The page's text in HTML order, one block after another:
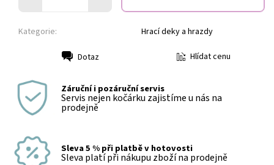
Kategorie: Hrací deky a hrazdy
Dotaz Hlídat cenu
Záruční i pozáruční servis
Servis nejen kočárku zajistíme u nás na
prodejně
Sleva 5 % při platbě v hotovosti
Sleva platí při nákupu zboží na prodejně